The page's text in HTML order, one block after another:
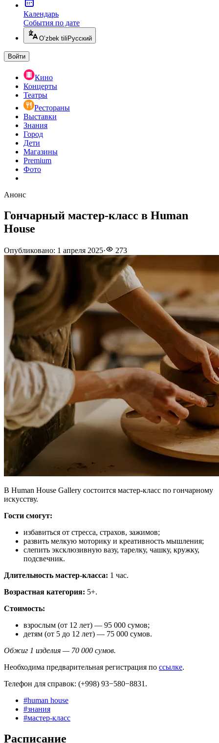
Календарь
События по дате
O’zbek tili Русский
Войти
Кино
Концерты
Театры
Рестораны
Выставки
Знания
Город
Дети
Магазины
Premium
Фото
Анонс
Гончарный мастер-класс в Human
House
Опубликовано: 1 апреля 2025· 273
В Human House Gallery состоится мастер-класс по гончарному
искусству.
Гости смогут:
избавиться от стресса, страхов, зажимов;
развить мелкую моторику и креативность мышления;
слепить эксклюзивную вазу, тарелку, чашку, кружку,
подсвечник.
Длительность мастер-класса: 1 час.
Возрастная категория: 5+.
Стоимость:
взрослым (от 12 лет) — 95 000 сумов;
детям (от 5 до 12 лет) — 75 000 сумов.
Обжиг 1 изделия — 70 000 сумов.
Необходима предварительная регистрация по ссылке.
Телефон для справок: (+998) 93−580−8831.
#human house
#знания
#мастер-класс
Расписание